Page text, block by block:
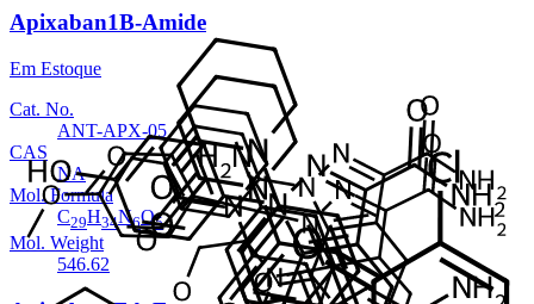
Apixaban1B-Amide
Em Estoque
Cat. No.
ANT-APX-05
CAS
NA
Mol. Formula
C29H34N6O5
Mol. Weight
546.62